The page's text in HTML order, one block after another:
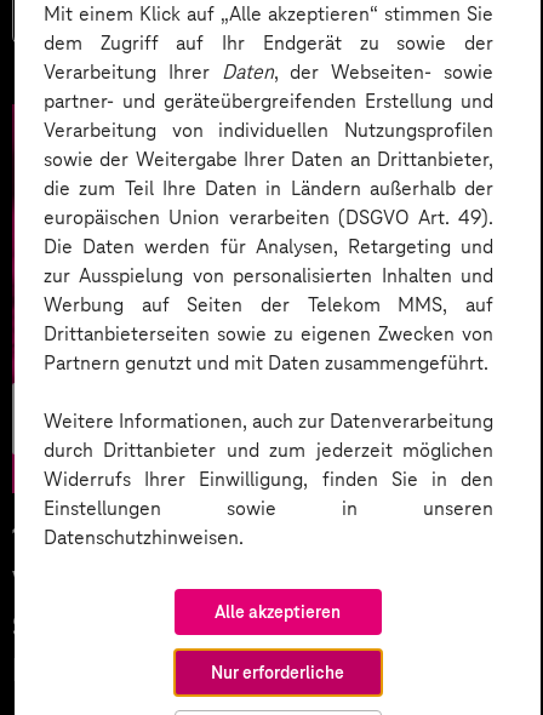
Mit einem Klick auf „Alle akzeptieren“ stimmen Sie
dem Zugriff auf Ihr Endgerät zu sowie der
Verarbeitung Ihrer Daten, der Webseiten- sowie
partner- und geräteübergreifenden Erstellung und
Verarbeitung von individuellen Nutzungsprofilen
sowie der Weitergabe Ihrer Daten an Drittanbieter,
die zum Teil Ihre Daten in Ländern außerhalb der
europäischen Union verarbeiten (DSGVO Art. 49).
Die Daten werden für Analysen, Retargeting und
zur Ausspielung von personalisierten Inhalten und
Werbung auf Seiten der Telekom MMS, auf
Drittanbieterseiten sowie zu eigenen Zwecken von
Partnern genutzt und mit Daten zusammengeführt.
Weitere Informationen, auch zur Datenverarbeitung
durch Drittanbieter und zum jederzeit möglichen
Widerrufs Ihrer Einwilligung, finden Sie in den
Einstellungen sowie in unseren
Datenschutzhinweisen.
Alle akzeptieren
Nur erforderliche
Mehr lesen
Development
18.12.2023
Vernetzt euch! Mit dem Smart
Systems Hub zukunftsfähige IoT-
Lösungen entwickeln